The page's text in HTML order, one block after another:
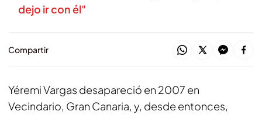
dejo ir con él"
Compartir
Yéremi Vargas desapareció en 2007 en
Vecindario, Gran Canaria, y, desde entonces,